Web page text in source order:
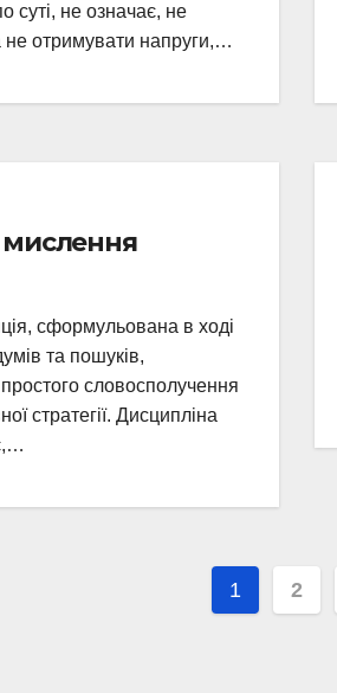
суті, не означає, не
не отримувати напруги,…
сформульована в ході
та пошуків,
словосполучення
стратегії. Дисципліна
Posts
1 2